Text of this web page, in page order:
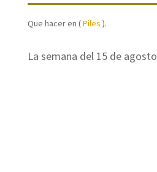
Que hacer en (Piles ).
La semana del 15 de agosto